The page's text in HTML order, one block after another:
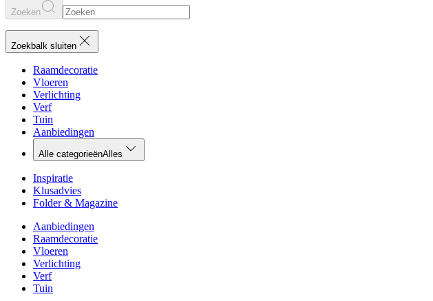
Zoeken
Zoekbalk sluiten
Raamdecoratie
Vloeren
Verlichting
Verf
Tuin
Aanbiedingen
Alle categorieënAlles
Inspiratie
Klusadvies
Folder & Magazine
Aanbiedingen
Raamdecoratie
Vloeren
Verlichting
Verf
Tuin